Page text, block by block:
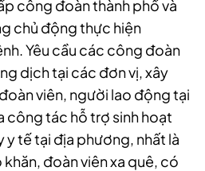
công đoàn thành phố và
chủ động thực hiện
Yêu cầu các công đoàn
dịch tại các đơn vị, xây
viên, người lao động tại
công tác hỗ trợ sinh hoạt
y tế tại địa phương, nhất là
đoàn viên xa quê, có